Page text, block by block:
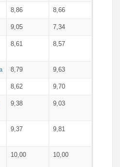
8,86 8,66
9,05 7,34
8,61 8,57
8,79 9,63
8,62 9,70
9,38 9,03
9,37 9,81
10,00 10,00